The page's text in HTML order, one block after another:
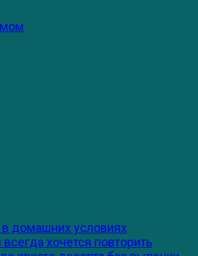
домашних условиях
хочется повторить